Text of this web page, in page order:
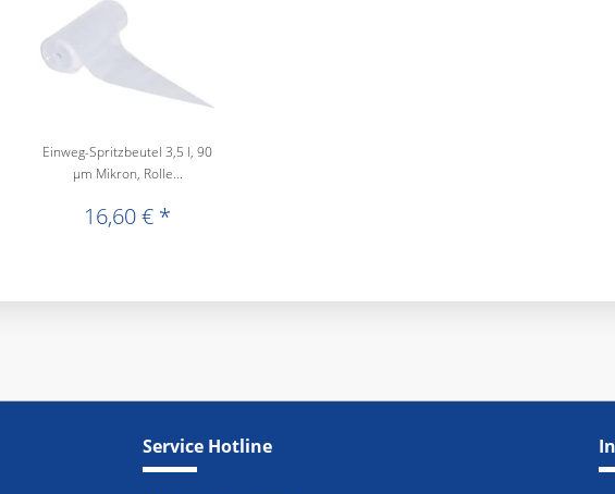
Einweg-Spritzbeutel 3,5 l, 90
µm Mikron, Rolle...
16,60 € *
Service Hotline